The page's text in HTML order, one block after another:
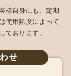
様自身にも、定期
使用頻度によって
ております。
せ